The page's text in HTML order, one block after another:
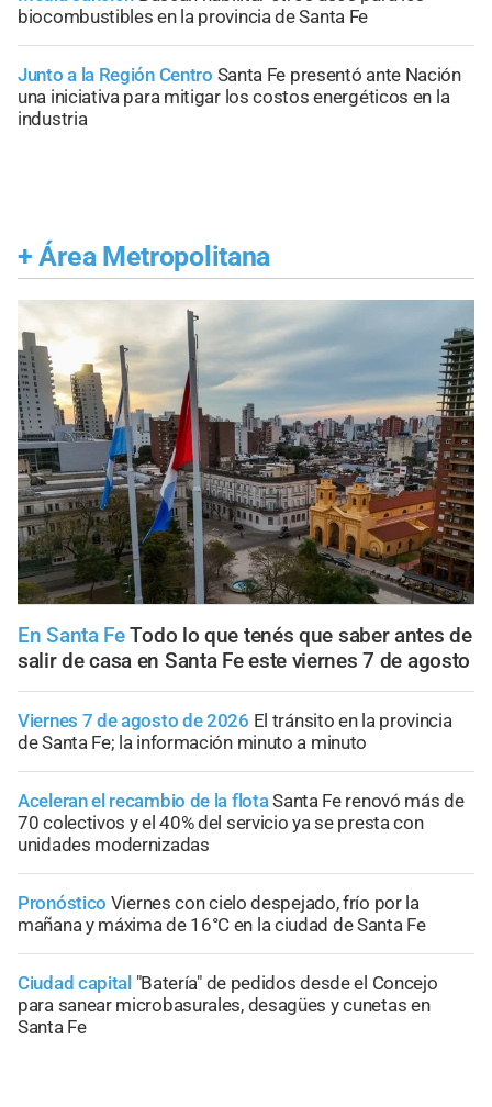
biocombustibles en la provincia de Santa Fe
Junto a la Región Centro Santa Fe presentó ante Nación
una iniciativa para mitigar los costos energéticos en la
industria
+ Área Metropolitana
En Santa FeTodo lo que tenés que saber antes de
salir de casa en Santa Fe este viernes 7 de agosto
Viernes 7 de agosto de 2026 El tránsito en la provincia
de Santa Fe; la información minuto a minuto
Aceleran el recambio de la flotaSanta Fe renovó más de
70 colectivos y el 40% del servicio ya se presta con
unidades modernizadas
Pronóstico Viernes con cielo despejado, frío por la
mañana y máxima de 16°C en la ciudad de Santa Fe
Ciudad capital "Batería" de pedidos desde el Concejo
para sanear microbasurales, desagües y cunetas en
Santa Fe